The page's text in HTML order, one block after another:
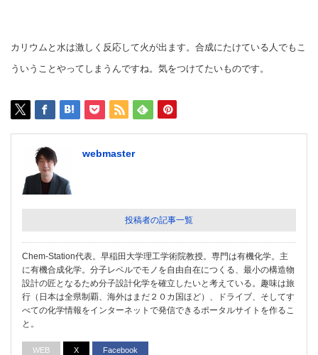
カリウムと水は激しく反応して火が出ます。合成にたけている人でもこ
ういうことやってしまうんですね。気をつけてたいものです。
webmaster
投稿者の記事一覧
Chem-Station代表。早稲田大学理工学術院教授。専門は有機化学。主
に有機合成化学。分子レベルでモノを自由自在につくる、最小の構造物
設計の匠となるため分子設計化学を確立したいと考えている。趣味は旅
行（日本は全県制覇、海外はまだ２０カ国ほど）、ドライブ、そしてす
べての化学情報をインターネットで発信できるポータルサイトを作るこ
と。
WEB X Facebook